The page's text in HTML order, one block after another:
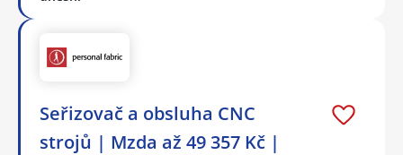
Seřizovač a obsluha CNC
strojů | Mzda až 49 357 Kč |